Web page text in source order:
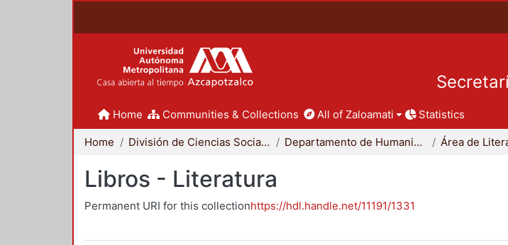
Home Communities & Collections All of Zaloamati Statistics
Home División de Ciencias Sociales y Humanidades Departamento de Humanidades Área de
Libros - Literatura
Permanent URI for this collectionhttps://hdl.handle.net/11191/1331